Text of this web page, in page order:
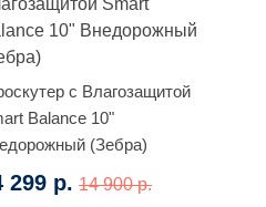
с Влагозащитой
Balance 10"
(Зебра)
299 р. 14 900 р.